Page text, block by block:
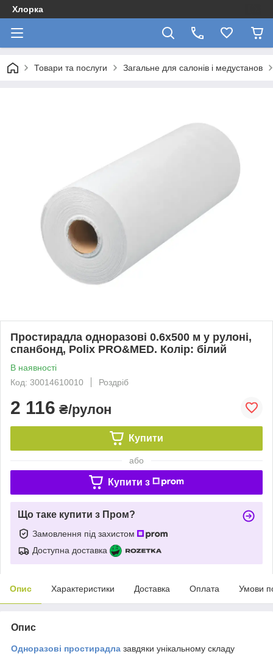
Хлорка
Товари та послуги Загальне для салонів і медустанов
Простирадла одноразові 0.6х500 м у рулоні,
спанбонд, Polix PRO&MED. Колір: білий
В наявності
Код: 30014610010
Роздріб
2 116 ₴/рулон
Купити
або
Купити з
Що таке купити з Пром?
Замовлення під захистом
Доступна доставка
Опис Характеристики Доставка Оплата Умови
Опис
Одноразові простирадла завдяки унікальному складу